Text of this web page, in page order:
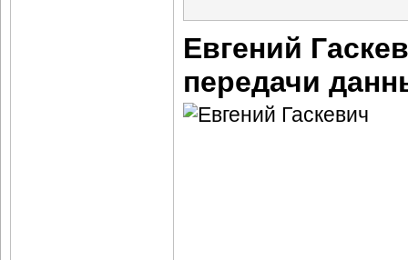
Евгений
передачи